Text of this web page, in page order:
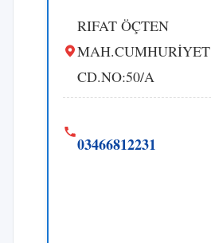
RIFAT ÖÇTEN
MAH.CUMHURİYET
CD.NO:50/A
03466812231